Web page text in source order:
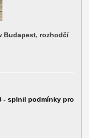
Budapest, rozhodčí
- splnil podmínky pro